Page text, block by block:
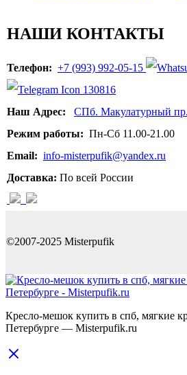
НАШИ КОНТАКТЫ
Телефон: +7 (993) 992-05-15
Наш Адрес: СПб. Макулатурный
Режим работы: Пн-Сб 11.00-21.00
Email: info-misterpufik@yandex.ru
Доставка: По всей России
©2007-2025 Misterpufik
Кресло-мешок купить в спб, мягкие
Петербурге — Misterpufik.ru